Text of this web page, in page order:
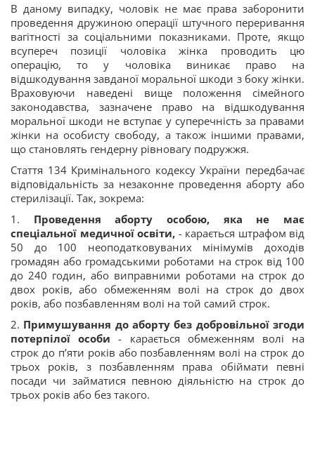
В даному випадку, чоловік не має права заборонити
проведення дружиною операції штучного переривання
вагітності за соціальними показниками. Проте, якщо
всупереч позиції чоловіка жінка проводить цю
операцію, то у чоловіка виникає право на
відшкодування завданої моральної шкоди з боку жінки.
Враховуючи наведені вище положення сімейного
законодавства, зазначене право на відшкодування
моральної шкоди не вступає у суперечність за правами
жінки на особисту свободу, а також іншими правами,
що становлять гендерну рівновагу подружжя.
Стаття 134 Кримінального кодексу України передбачає
відповідальність за незаконне проведення аборту або
стерилізації. Так, зокрема:
1. Проведення аборту особою, яка не має
спеціальної медичної освіти, - карається штрафом від
50 до 100 неоподатковуваних мінімумів доходів
громадян або громадськими роботами на строк від 100
до 240 годин, або виправними роботами на строк до
двох років, або обмеженням волі на строк до двох
років, або позбавленням волі на той самий строк.
2. Примушування до аборту без добровільної згоди
потерпілої особи - карається обмеженням волі на
строк до п’яти років або позбавленням волі на строк до
трьох років, з позбавленням права обіймати певні
посади чи займатися певною діяльністю на строк до
трьох років або без такого.